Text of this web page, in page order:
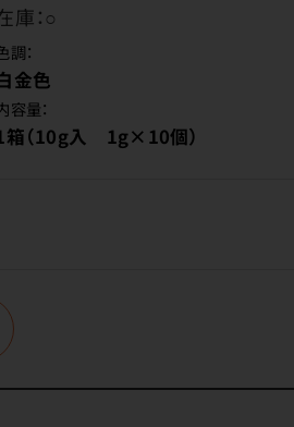
庫：○
調：
金色
容量：
箱（10g入 1g×10個）